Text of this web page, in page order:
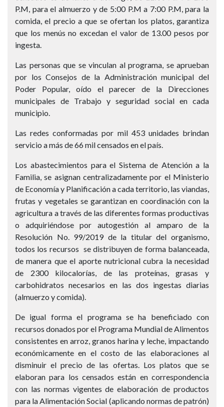
P.M, para el almuerzo y de 5:00 P.M a 7:00 P.M, para la
comida, el precio a que se ofertan los platos, garantiza
que los menús no excedan el valor de 13.00 pesos por
ingesta.
Las personas que se vinculan al programa, se aprueban
por los Consejos de la Administración municipal del
Poder Popular, oído el parecer de la Direcciones
municipales de Trabajo y seguridad social en cada
municipio.
Las redes conformadas por mil 453 unidades brindan
servicio a más de 66 mil censados en el país.
Los abastecimientos para el Sistema de Atención a la
Familia, se asignan centralizadamente por el Ministerio
de Economía y Planificación a cada territorio, las viandas,
frutas y vegetales se garantizan en coordinación con la
agricultura a través de las diferentes formas productivas
o adquiriéndose por autogestión al amparo de la
Resolución No. 99/2019 de la titular del organismo,
todos los recursos se distribuyen de forma balanceada,
de manera que el aporte nutricional cubra la necesidad
de 2300 kilocalorías, de las proteínas, grasas y
carbohidratos necesarios en las dos ingestas diarias
(almuerzo y comida).
De igual forma el programa se ha beneficiado con
recursos donados por el Programa Mundial de Alimentos
consistentes en arroz, granos harina y leche, impactando
económicamente en el costo de las elaboraciones al
disminuir el precio de las ofertas. Los platos que se
elaboran para los censados están en correspondencia
con las normas vigentes de elaboración de productos
para la Alimentación Social (aplicando normas de patrón)